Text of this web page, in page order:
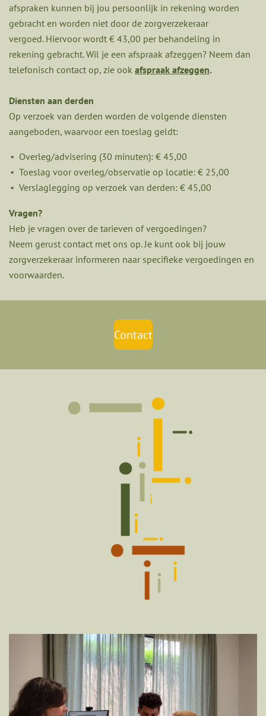
afspraken kunnen bij jou persoonlijk in rekening worden
gebracht en worden niet door de zorgverzekeraar
vergoed. Hiervoor wordt € 43,00 per behandeling in
rekening gebracht. Wil je een afspraak afzeggen? Neem dan
telefonisch contact op, zie ook afspraak afzeggen.
Diensten aan derden
Op verzoek van derden worden de volgende diensten
aangeboden, waarvoor een toeslag geldt:
Overleg/advisering (30 minuten): € 45,00
Toeslag voor overleg/observatie op locatie: € 25,00
Verslaglegging op verzoek van derden: € 45,00
Vragen?
Heb je vragen over de tarieven of vergoedingen?
Neem gerust contact met ons op. Je kunt ook bij jouw
zorgverzekeraar informeren naar specifieke vergoedingen en
voorwaarden.
Contact